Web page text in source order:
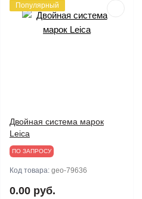
Популярный
Двойная система марок
Leica
ПО ЗАПРОСУ
Код товара: geo-79636
0.00 руб.